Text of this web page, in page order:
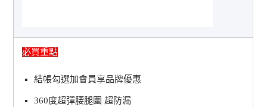
必買重點
結帳勾選加會員享品牌優惠
360度超彈腰腿圍 超防漏